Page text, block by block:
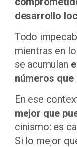
desarrollo
Todo
mientras en
se acumulan
números
En ese
mejor que
cinismo: es
Si lo mejor